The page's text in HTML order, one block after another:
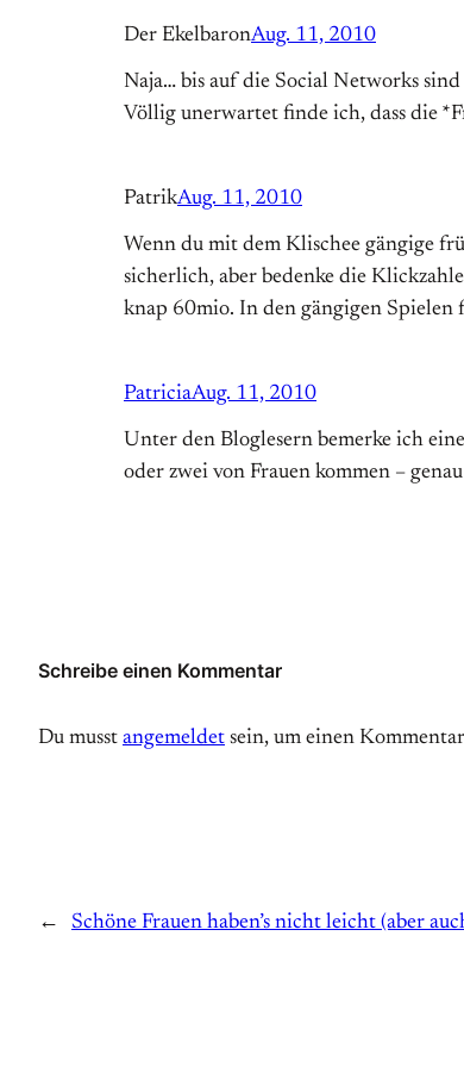
Der EkelbaronAug. 11, 2010
Naja… bis auf die Social Networks
Völlig unerwartet finde ich, dass die
PatrikAug. 11, 2010
Wenn du mit dem Klischee gängige
sicherlich, aber bedenke die
knap 60mio. In den gängigen Spielen
PatriciaAug. 11, 2010
Unter den Bloglesern bemerke ich
oder zwei von Frauen kommen –
Schreibe einen Kommentar
Du musst angemeldet sein, um einen
← Schöne Frauen haben’s nicht leicht (aber